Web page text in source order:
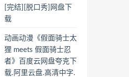
[完结][脱口秀]网盘下
载
动画动漫《假面骑士太
狸 meets 假面骑士忍
者》百度云网盘夸克下
载.阿里云盘.高清中字.